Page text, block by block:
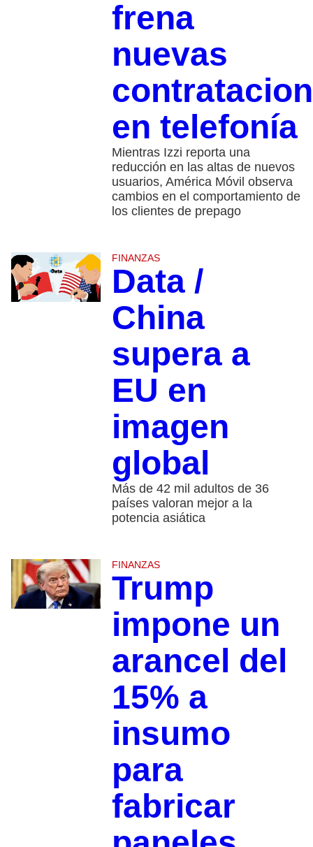
frena
nuevas
en telefonía
Mientras Izzi reporta una
reducción en las altas de nuevos
usuarios, América Móvil observa
cambios en el comportamiento de
los clientes de prepago
FINANZAS
Data /
China
supera a
EU en
imagen
global
Más de 42 mil adultos de 36
países valoran mejor a la
potencia asiática
FINANZAS
Trump
impone un
arancel del
15% a
insumo
para
fabricar